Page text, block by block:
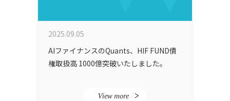
2025.09.05
AIファイナンスのQuants、HIF FUND債
権取扱高 1000億突破いたしました。
View more